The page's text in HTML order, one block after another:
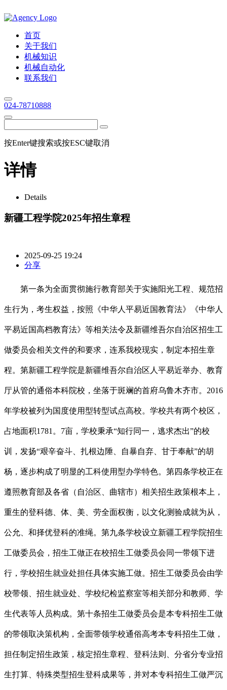
首页
关于我们
机械知识
机械自动化
联系我们
024-78710888
按Enter键搜索或按ESC键取消
详情
Details
新疆工程学院2025年招生章程
2025-09-25 19:24
分享
第一条为全面贯彻施行教育部关于实施阳光工程、规范招
生行为，考生权益，按照《中华人平易近国教育法》《中华人
平易近国高档教育法》等相关法令及新疆维吾尔自治区招生工
做委员会相关文件的和要求，连系我校现实，制定本招生章
程。第新疆工程学院是新疆维吾尔自治区人平易近举办、教育
厅从管的通俗本科院校，坐落于斑斓的首府乌鲁木齐市。2016
年学校被列为国度使用型转型试点高校。学校共有两个校区，
占地面积1781。7亩，学校秉承“知行同一，逃求杰出”的校
训，发扬“艰辛奋斗、扎根边陲、自暴自弃、甘于奉献”的胡
杨，逐步构成了明显的工科使用型办学特色。第四条学校正在
遵照教育部及各省（自治区、曲辖市）相关招生政策根本上，
重生的登科德、体、美、劳全面权衡，以文化测验成就为从，
公允、和择优登科的准绳。第九条学校设立新疆工程学院招生
工做委员会，招生工做正在校招生工做委员会同一带领下进
行，学校招生就业处担任具体实施工做。招生工做委员会由学
校带领、招生就业处、学校纪检监察室等相关部分和教师、学
生代表等人员构成。第十条招生工做委员会是本专科招生工做
的带领取决策机构，全面带领学校通俗高考本专科招生工做，
担任制定招生政策，核定招生章程、登科法则、分省分专业招
生打算、特殊类型招生登科成果等，并对本专科招生工做严沉